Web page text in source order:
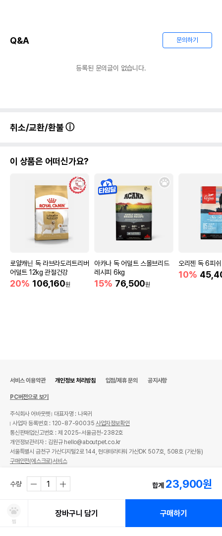
Q&A 문의하기
등록된 문의글이 없습니다.
취소/교환/환불
이 상품은 어떠신가요?
로얄캐닌 독 라브라도리트리버
어덜트 12kg 관절건강
20% 106,160원
아카나 독 어덜트 스몰브리드
레시피 6kg
15% 76,500원
오리젠 독 6피
10%
수량 합계 23,900원
찜
장바구니 담기 구매하기
서비스 이용약관 개인정보 처리방침 입점/제휴 문의 공지사항
PC버전으로 보기
주식회사 어바웃펫
대표자명 : 나옥귀
사업자 등록번호 : 120-87-90035사업자정보확인
통신판매업신고번호 : 제 2025-서울금천-2382호
개인정보관리자 : 김원규 hello@aboutpet.co.kr
서울특별시 금천구 가산디지털2로 144, 현대테라타워 가산DK 507호, 508호 (가산동)
구매안전(에스크로)서비스